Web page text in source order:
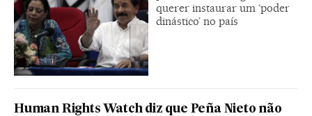
querer instaurar um ‘poder
dinástico’ no país
Human Rights Watch diz que Peña Nieto não